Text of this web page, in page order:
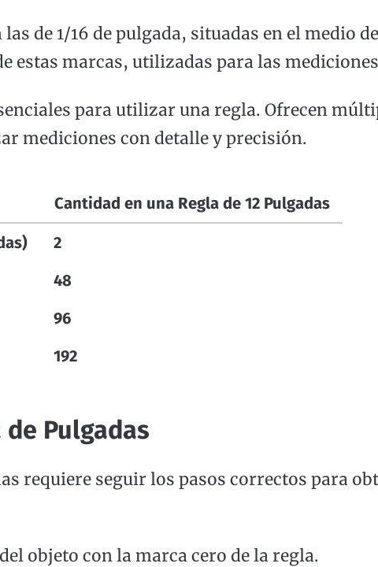
de 1/16 de pulgada, situadas en el medio
estas marcas, utilizadas para las
para utilizar una regla. Ofrecen
mediciones con detalle y precisión.
Cantidad en una Regla de 12 Pulgadas
2
48
96
192
de Pulgadas
requiere seguir los pasos correctos para
objeto con la marca cero de la regla.